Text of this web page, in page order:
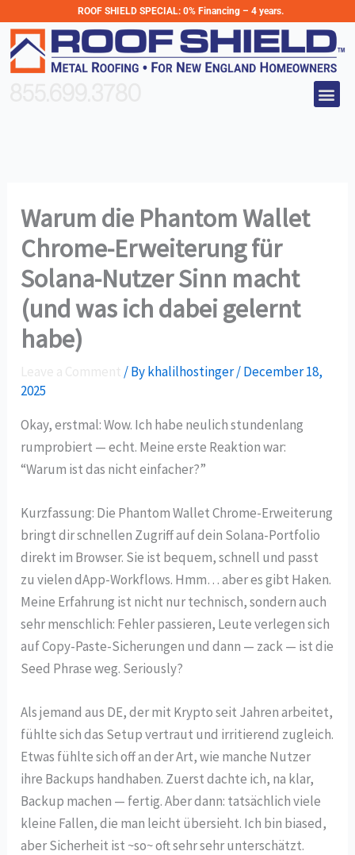
to
content
ROOF SHIELD SPECIAL: 0% Financing – 4 years.
Warum die Phantom Wallet
Chrome-Erweiterung für
Solana-Nutzer Sinn macht
(und was ich dabei gelernt
habe)
/ Bykhalilhostinger/December 18,
2025
Okay, erstmal: Wow. Ich habe neulich stundenlang
rumprobiert — echt. Meine erste Reaktion war:
“Warum ist das nicht einfacher?”
Kurzfassung: Die Phantom Wallet Chrome-Erweiterung
bringt dir schnellen Zugriff auf dein Solana-Portfolio
direkt im Browser. Sie ist bequem, schnell und passt
zu vielen dApp-Workflows. Hmm… aber es gibt Haken.
Meine Erfahrung ist nicht nur technisch, sondern auch
sehr menschlich: Fehler passieren, Leute verlegen sich
auf Copy-Paste-Sicherungen und dann — zack — ist die
Seed Phrase weg. Seriously?
Als jemand aus DE, der mit Krypto seit Jahren arbeitet,
fühlte sich das Setup vertraut und irritierend zugleich.
Etwas fühlte sich off an der Art, wie manche Nutzer
ihre Backups handhaben. Zuerst dachte ich, na klar,
Backup machen — fertig. Aber dann: tatsächlich viele
kleine Fallen, die man leicht übersieht. Ich bin biased,
aber Sicherheit ist ~so~ oft sehr sehr unterschätzt.